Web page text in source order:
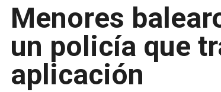
Menores
un policía que
aplicación